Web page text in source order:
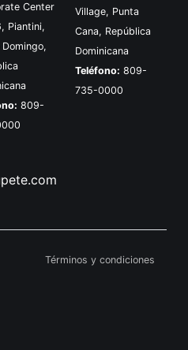
Center
Piantini,
Domingo,
809-
Village, Punta
Cana, República
Dominicana
Teléfono: 809-
735-0000
Términos y condiciones